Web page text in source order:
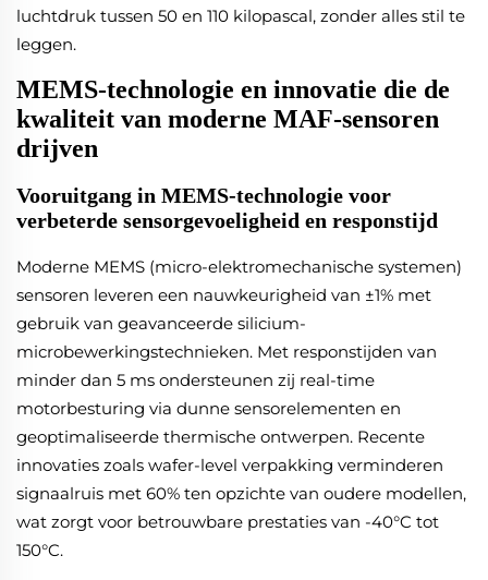
luchtdruk tussen 50 en 110 kilopascal, zonder alles stil te
leggen.
MEMS-technologie en innovatie die de
kwaliteit van moderne MAF-sensoren
drijven
Vooruitgang in MEMS-technologie voor
verbeterde sensorgevoeligheid en responstijd
Moderne MEMS (micro-elektromechanische systemen)
sensoren leveren een nauwkeurigheid van ±1% met
gebruik van geavanceerde silicium-
microbewerkingstechnieken. Met responstijden van
minder dan 5 ms ondersteunen zij real-time
motorbesturing via dunne sensorelementen en
geoptimaliseerde thermische ontwerpen. Recente
innovaties zoals wafer-level verpakking verminderen
signaalruis met 60% ten opzichte van oudere modellen,
wat zorgt voor betrouwbare prestaties van -40°C tot
150°C.